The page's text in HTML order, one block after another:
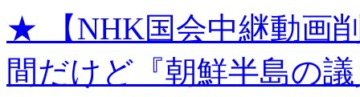
★ 【NHK国会中継動画
間だけど『朝鮮半島の